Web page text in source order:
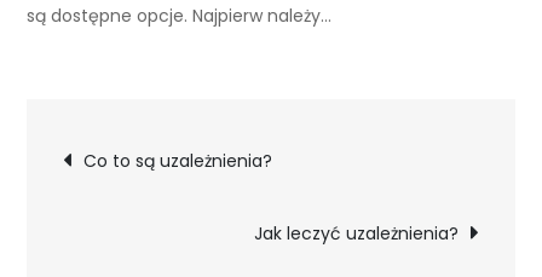
są dostępne opcje. Najpierw należy…
Nawigacja
Co to są uzależnienia?
Jak leczyć uzależnienia?